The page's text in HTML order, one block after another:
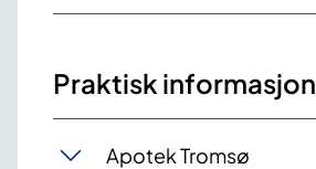
Praktisk informasjon
Apotek Tromsø